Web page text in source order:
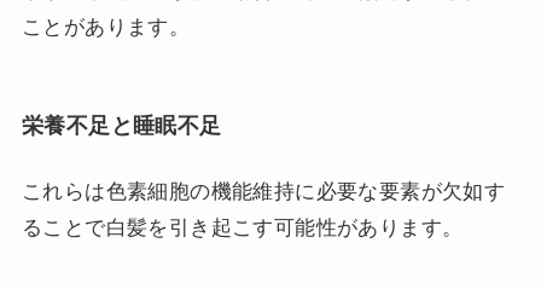
ことがあります。
栄養不足と睡眠不足
これらは色素細胞の機能維持に必要な要素が欠如す
ることで白髪を引き起こす可能性があります。